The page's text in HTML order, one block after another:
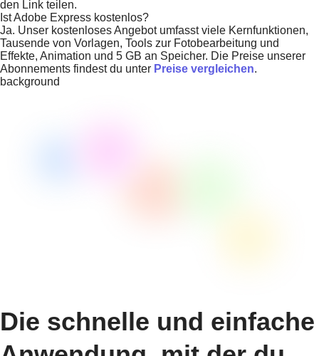
den Link teilen.
Ist Adobe Express kostenlos?
Ja. Unser kostenloses Angebot umfasst viele Kernfunktionen,
Tausende von Vorlagen, Tools zur Fotobearbeitung und
Effekte, Animation und 5 GB an Speicher. Die Preise unserer
Abonnements findest du unter Preise vergleichen.
background
Die schnelle und einfache